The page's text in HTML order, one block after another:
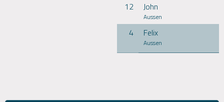
12 John
Aussen
4 Felix
Aussen